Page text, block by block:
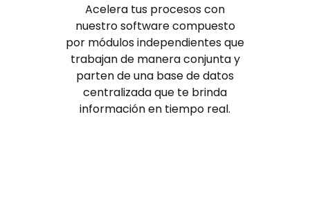
Acelera tus procesos con
nuestro software compuesto
por módulos independientes que
trabajan de manera conjunta y
parten de una base de datos
centralizada que te brinda
información en tiempo real.